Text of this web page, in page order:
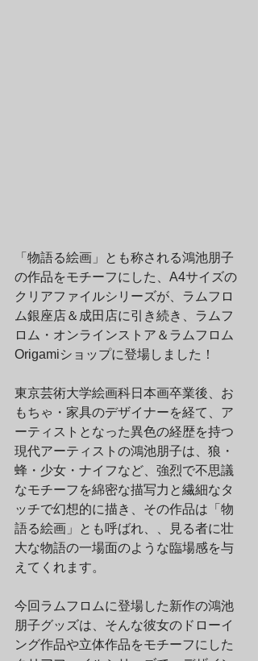
「物語る絵画」とも称される鴻池朋子
の作品をモチーフにした、A4サイズの
クリアファイルシリーズが、ラムフロ
ム銀座店＆成田店に引き続き、ラムフ
ロム・オンラインストア＆ラムフロム
Origamiショップに登場しました！
東京芸術大学絵画科日本画卒業後、お
もちゃ・家具のデザイナーを経て、ア
ーティストとなった異色の経歴を持つ
現代アーティストの鴻池朋子は、狼・
蜂・少女・ナイフなど、強烈で不思議
なモチーフを綿密な描写力と繊細なタ
ッチで幻想的に描き、その作品は「物
語る絵画」とも呼ばれ、、見る者に壮
大な物語の一場面のような臨場感を与
えてくれます。
今回ラムフロムに登場した新作の鴻池
朋子グッズは、そんな彼女のドローイ
ング作品や立体作品をモチーフにした